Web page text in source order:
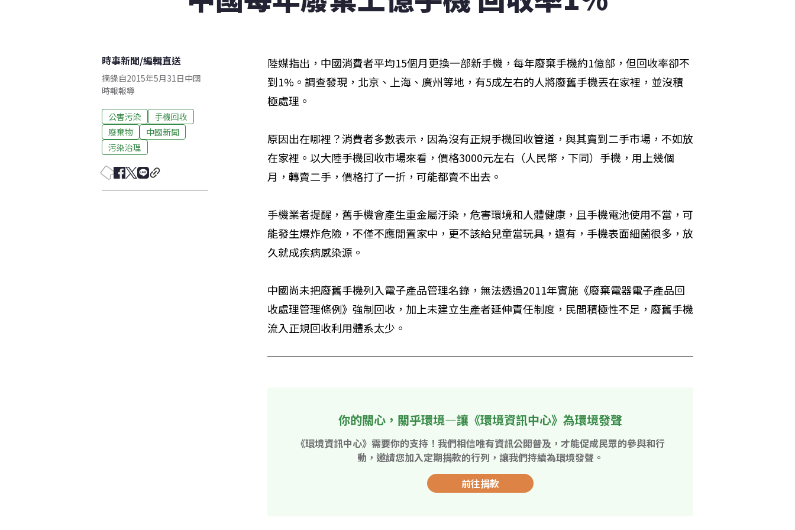
時事新聞/編輯直送
摘錄自2015年5月31日中國
時報報導
公害污染
手機回收
廢棄物
中國新聞
污染治理
陸媒指出，中國消費者平均15個月更換一部新手機，每年廢棄手機約1億部，但回收率卻不
到1%。調查發現，北京、上海、廣州等地，有5成左右的人將廢舊手機丟在家裡，並沒積
極處理。
原因出在哪裡？消費者多數表示，因為沒有正規手機回收管道，與其賣到二手市場，不如放
在家裡。以大陸手機回收市場來看，價格3000元左右（人民幣，下同）手機，用上幾個
月，轉賣二手，價格打了一折，可能都賣不出去。
手機業者提醒，舊手機會產生重金屬汙染，危害環境和人體健康，且手機電池使用不當，可
能發生爆炸危險，不僅不應閒置家中，更不該給兒童當玩具，還有，手機表面細菌很多，放
久就成疾病感染源。
中國尚未把廢舊手機列入電子產品管理名錄，無法透過2011年實施《廢棄電器電子產品回
收處理管理條例》強制回收，加上未建立生產者延伸責任制度，民間積極性不足，廢舊手機
流入正規回收利用體系太少。
你的關心，關乎環境—讓《環境資訊中心》為環境發聲
《環境資訊中心》需要你的支持！我們相信唯有資訊公開普及，才能促成民眾的參與和行
動，邀請您加入定期捐款的行列，讓我們持續為環境發聲。
前往捐款